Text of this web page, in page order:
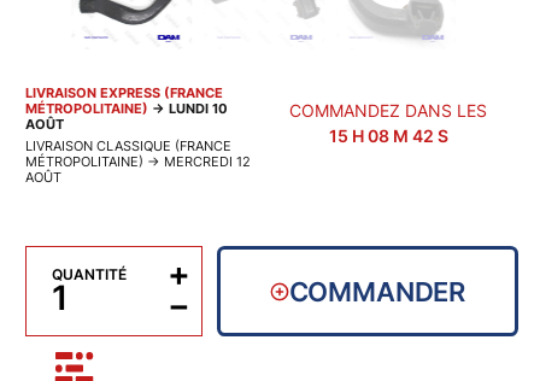
LIVRAISON EXPRESS (FRANCE
MÉTROPOLITAINE) → LUNDI 10
AOÛT
LIVRAISON CLASSIQUE (FRANCE
MÉTROPOLITAINE) → MERCREDI 12
AOÛT
COMMANDEZ DANS LES
15 H08 M41S
QUANTITÉ
−
+ COMMANDER